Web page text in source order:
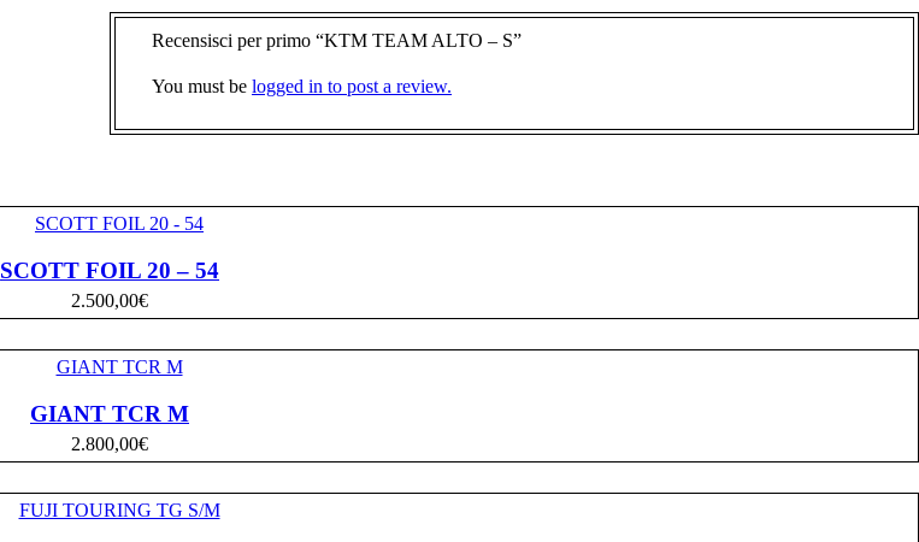
Recensisci per primo “KTM TEAM ALTO – S”
You must be logged in to post a review.
SCOTT FOIL 20 – 54
2.500,00€
GIANT TCR M
2.800,00€